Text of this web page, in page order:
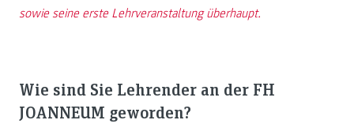
sowie seine erste Lehrveranstaltung überhaupt.
Wie sind Sie Lehrender an der FH
JOANNEUM geworden?